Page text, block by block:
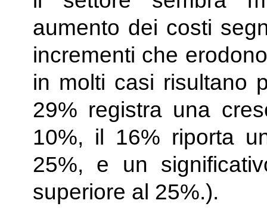
aumento dei costi
incrementi che
in molti casi risultano
29% registra una
10%, il 16% riporta
25%, e un
superiore al 25%.).